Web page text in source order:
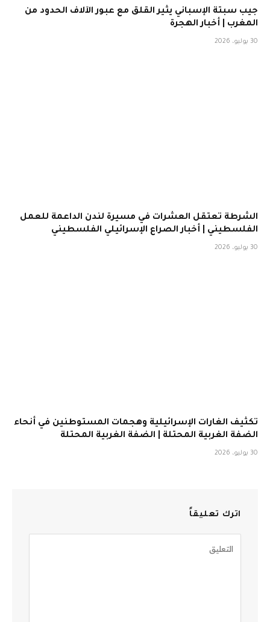
جيب سبتة الإسباني يثير القلق مع عبور الآلاف الحدود من
المغرب | أخبار الهجرة
30 يوليو، 2026
الشرطة تعتقل العشرات في مسيرة لندن الداعمة للعمل
الفلسطيني | أخبار الصراع الإسرائيلي الفلسطيني
30 يوليو، 2026
تكثيف الغارات الإسرائيلية وهجمات المستوطنين في أنحاء
الضفة الغربية المحتلة | الضفة الغربية المحتلة
30 يوليو، 2026
اترك تعليقاً